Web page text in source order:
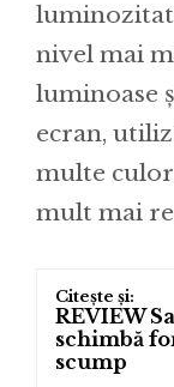
nivel mai
luminoase
ecran,
multe
mult mai
REVIEW
schimbă
scump